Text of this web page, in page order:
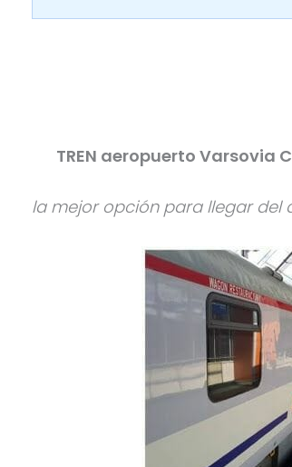
TREN aeropuerto Varsovia
la mejor opción para llegar del